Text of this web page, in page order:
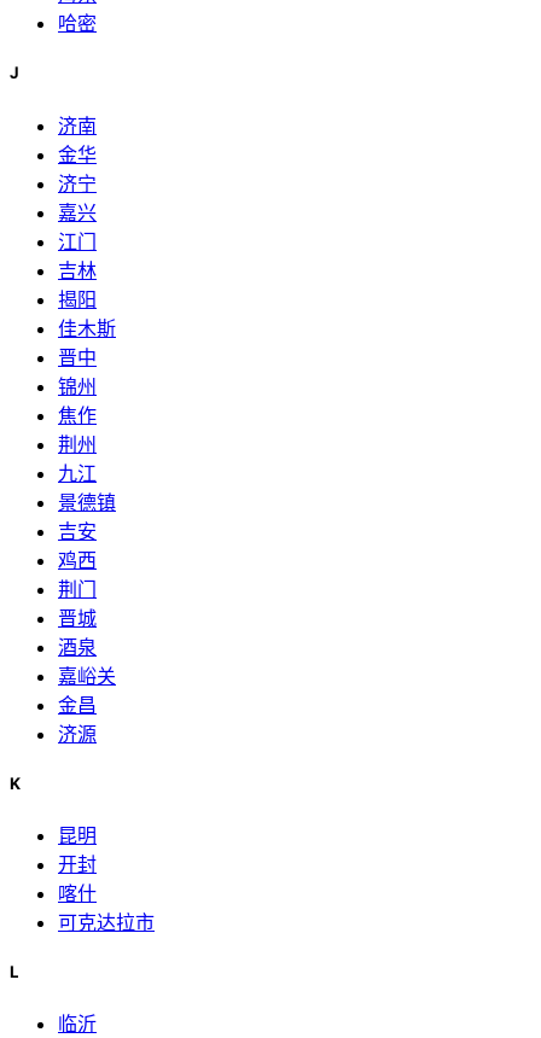
哈密
J
济南
金华
济宁
嘉兴
江门
吉林
揭阳
佳木斯
晋中
锦州
焦作
荆州
九江
景德镇
吉安
鸡西
荆门
晋城
酒泉
嘉峪关
金昌
济源
K
昆明
开封
喀什
可克达拉市
L
临沂